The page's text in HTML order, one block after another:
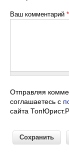
Ваш комментарий *
Отправляя
соглашаетесь с
сайта